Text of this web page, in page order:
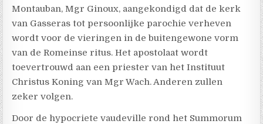
Montauban, Mgr Ginoux, aangekondigd dat de kerk
van Gasseras tot persoonlijke parochie verheven
wordt voor de vieringen in de buitengewone vorm
van de Romeinse ritus. Het apostolaat wordt
toevertrouwd aan een priester van het Instituut
Christus Koning van Mgr Wach. Anderen zullen
zeker volgen.
Door de hypocriete vaudeville rond het Summorum